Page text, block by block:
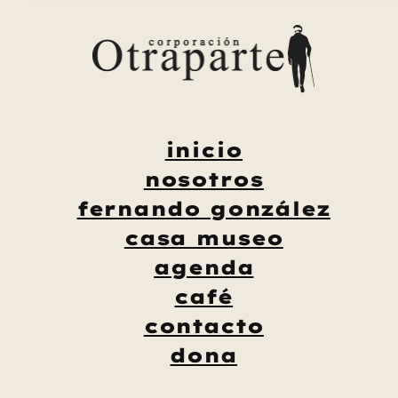
inicio
nosotros
fernando gonzález
casa museo
agenda
café
contacto
dona